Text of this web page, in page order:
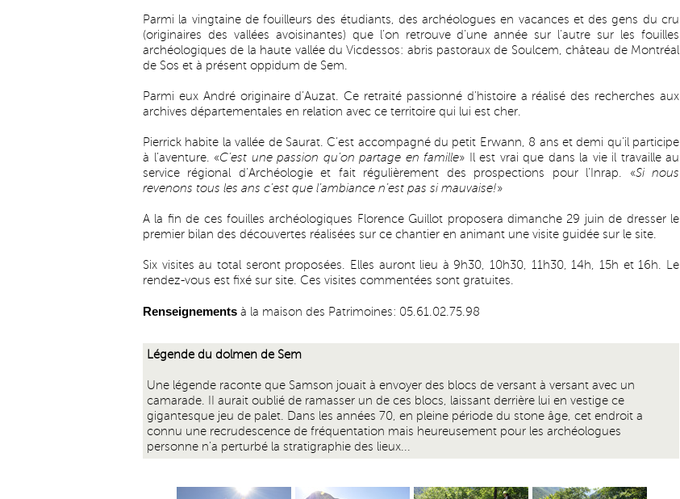
Parmi la vingtaine de fouilleurs des étudiants, des archéologues en vacances et des gens du cru
(originaires des vallées avoisinantes) que l’on retrouve d’une année sur l’autre sur les fouilles
archéologiques de la haute vallée du Vicdessos: abris pastoraux de Soulcem, château de Montréal
de Sos et à présent oppidum de Sem.
Parmi eux André originaire d’Auzat. Ce retraité passionné d’histoire a réalisé des recherches aux
archives départementales en relation avec ce territoire qui lui est cher.
Pierrick habite la vallée de Saurat. C’est accompagné du petit Erwann, 8 ans et demi qu’il participe
à l’aventure. «C’est une passion qu’on partage en famille» Il est vrai que dans la vie il travaille au
service régional d’Archéologie et fait régulièrement des prospections pour l’Inrap. «Si nous
revenons tous les ans c’est que l’ambiance n’est pas si mauvaise!»
A la fin de ces fouilles archéologiques Florence Guillot proposera dimanche 29 juin de dresser le
premier bilan des découvertes réalisées sur ce chantier en animant une visite guidée sur le site.
Six visites au total seront proposées. Elles auront lieu à 9h30, 10h30, 11h30, 14h, 15h et 16h. Le
rendez-vous est fixé sur site. Ces visites commentées sont gratuites.
Renseignements à la maison des Patrimoines: 05.61.02.75.98
Légende du dolmen de Sem
Une légende raconte que Samson jouait à envoyer des blocs de versant à versant avec un
camarade. II aurait oublié de ramasser un de ces blocs, laissant derrière lui en vestige ce
gigantesque jeu de palet. Dans les années 70, en pleine période du stone âge, cet endroit a
connu une recrudescence de fréquentation mais heureusement pour les archéologues
personne n’a perturbé la stratigraphie des lieux...